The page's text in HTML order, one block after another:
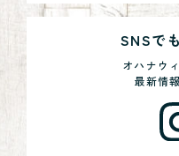
SNSで
オハナウ
最新情